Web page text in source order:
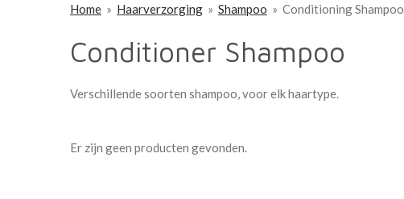
Home » Haarverzorging » Shampoo » Conditioning Shampoo
Conditioner Shampoo
Verschillende soorten shampoo, voor elk haartype.
Er zijn geen producten gevonden.